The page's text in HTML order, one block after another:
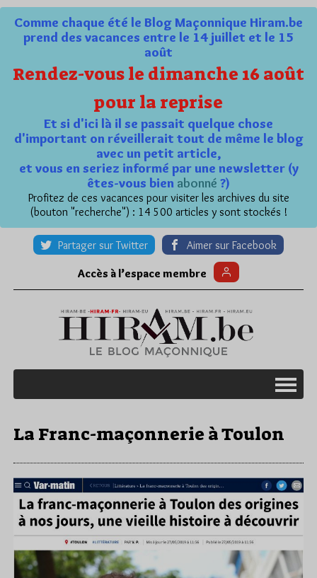
Comme chaque été le Blog Maçonnique Hiram.be
prend des vacances entre le 14 juillet et le 15
août
Rendez-vous le dimanche 16 août
pour la reprise
Et si d'ici là il se passait quelque chose
d'important on réveillerait tout de même le blog
avec un petit article,
et vous en seriez informé par une newsletter (y
êtes-vous bien abonné ?)
Profitez de ces vacances pour visiter les archives du site
(bouton "recherche") : 14 500 articles y sont stockés !
Partager sur Twitter Aimer sur Facebook
Accès à l’espace membre
La Franc-maçonnerie à Toulon